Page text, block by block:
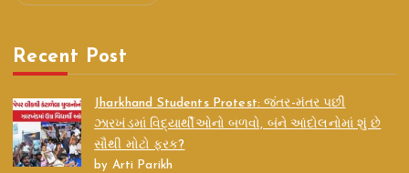
Recent Post
Jharkhand Students Protest: જંતર-મંતર પછી
ઝારખંડમાં વિદ્યાર્થીઓનો બળવો, બંને આંદોલનોમાં શું છે
સૌથી મોટો ફરક?
by Arti Parikh